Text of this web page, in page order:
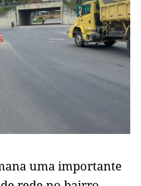
uma importante